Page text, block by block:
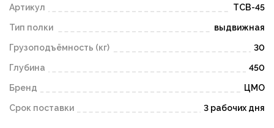
Артикул ТСВ-45
Тип полки выдвижная
Грузоподъёмность (кг) 30
Глубина 450
Бренд ЦМО
Срок поставки 3 рабочих дня